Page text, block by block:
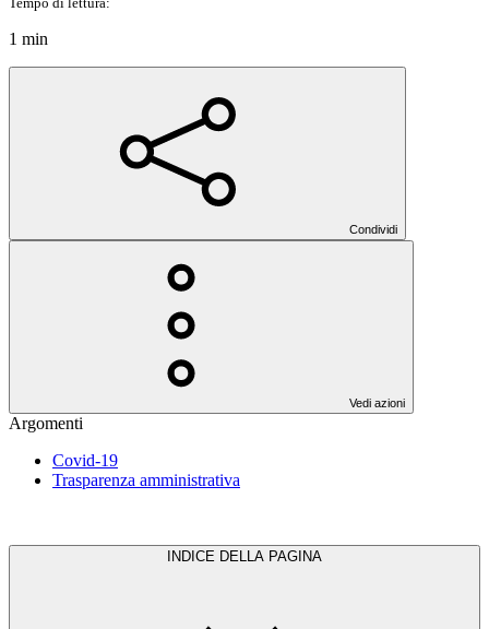
1 min
Condividi
Vedi azioni
Argomenti
Covid-19
Trasparenza amministrativa
INDICE DELLA PAGINA